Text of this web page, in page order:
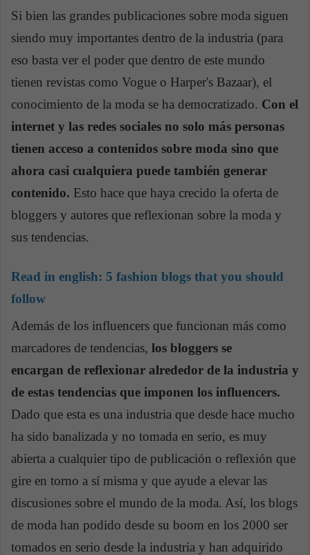
Si bien las grandes publicaciones sobre moda siguen
siendo muy importantes dentro de la industria (para
eso basta ver el poder que dentro de este mundo
tienen revistas como Vogue o Harper's Bazaar), el
conocimiento de la moda se ha democratizado. Con el
internet y las redes sociales no solo más personas
tienen acceso a contenidos sobre moda sino que
ahora casi cualquiera puede también generar
contenido. Esto hace que haya crecido la oferta de
bloggers y autores que reflexionan sobre la moda y
sus tendencias.
Read in english: 5 fashion blogs that you should
follow
Además de los influencers que funcionan más como
marcadores de tendencias, los bloggers se
encargan de reflexionar alrededor de la industria y
de estas tendencias que imponen los influencers.
Dado que esta es una industria que desde hace mucho
ha sido banalizada y no tomada en serio, es muy
abierta a cualquier tipo de publicación o reflexión que
gire en torno a sí misma y que ayude a elevar las
discusiones sobre el mundo de la moda. Así, los blogs
de moda han podido desde su boom en los 2000 ser
tomados en serio desde la industria y han adquirido